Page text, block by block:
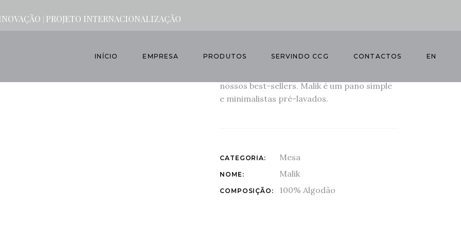
PROJETO INTERNACIONALIZAÇÃO
INÍCIO EMPRESA PRODUTOS SERVINDO CCG CONTACTOS EN
nossos best-sellers. Malik é um pano simple
e minimalistas pré-lavados.
CATEGORIA: Mesa
NOME: Malik
COMPOSIÇÃO: 100% Algodão